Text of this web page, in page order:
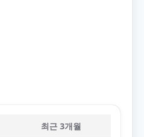
최근 3개월